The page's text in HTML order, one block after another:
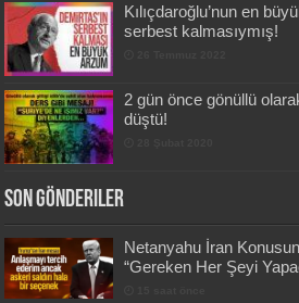
Kılıçdaroğlu’nun en
serbest kalmasıymış!
2 gün önce gönüllü
düştü!
Son Gönderiler
Netanyahu İran
“Gereken Her Şeyi